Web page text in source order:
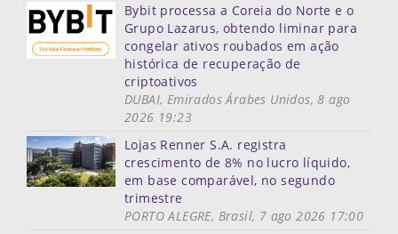
Bybit processa a Coreia do Norte e o
Grupo Lazarus, obtendo liminar para
congelar ativos roubados em ação
histórica de recuperação de
criptoativos
DUBAI, Emirados Árabes Unidos, 8 ago
2026 19:23
Lojas Renner S.A. registra
crescimento de 8% no lucro líquido,
em base comparável, no segundo
trimestre
PORTO ALEGRE, Brasil, 7 ago 2026 17:00